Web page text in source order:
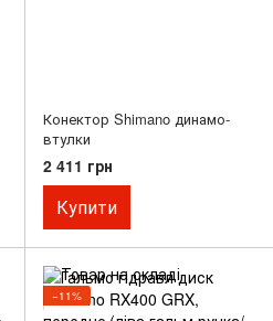
Конектор Shimano динамо-
втулки
2 411 грн
Купити
−11%